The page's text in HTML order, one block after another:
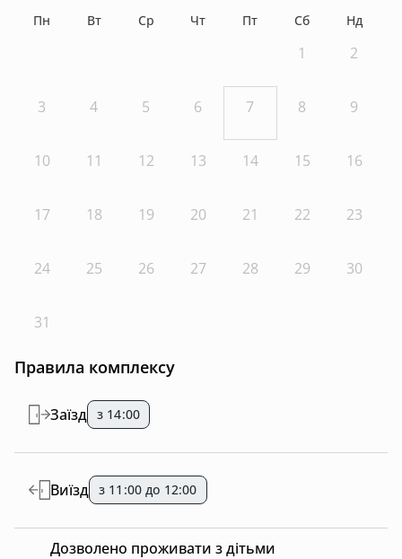
Пн Вт Ср Чт Пт Сб Нд
1 2
3 4 5 6 7 8 9
10 11 12 13 14 15 16
17 18 19 20 21 22 23
24 25 26 27 28 29 30
31
Правила комплексу
Заїзд з 14:00
Виїзд з 11:00 до 12:00
Дозволено проживати з дітьми